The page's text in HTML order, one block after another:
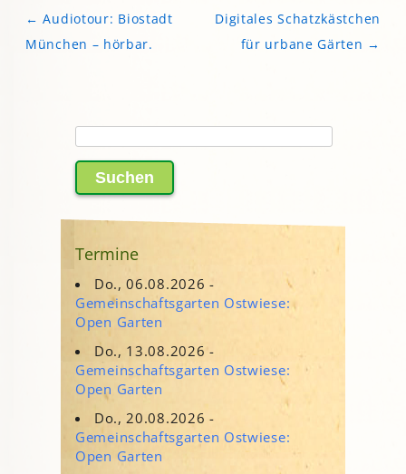
Beitragsnavigation
← Audiotour: Biostadt
München – hörbar.
Digitales Schatzkästchen
für urbane Gärten →
nach:
Termine
Do., 06.08.2026 -
Gemeinschaftsgarten Ostwiese:
Open Garten
Do., 13.08.2026 -
Gemeinschaftsgarten Ostwiese:
Open Garten
Do., 20.08.2026 -
Gemeinschaftsgarten Ostwiese:
Open Garten